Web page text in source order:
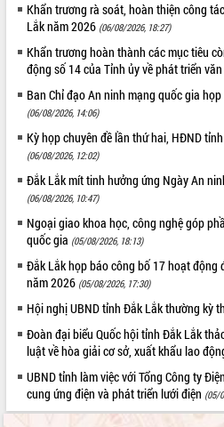
Đề án 06 tạo bước ngoặt đột phá trong
cải cách hành chính tỉnh Đắk Lắk
Kết nối tour, đẩy mạnh chuyển đổi số
để phát triển du lịch Đắk Lắk
Khởi động Dự án Đầu tư xây dựng hạ
tầng kỹ thuật Cụm công nghiệp Tân
Tiến
Gặp mặt các cơ quan báo chí nhân Kỷ
niệm 101 năm Ngày Báo chí Cách
mạng Việt Nam
Đắk Lắk sơ kết 4 năm triển khai thực
hiện Đề án 06 của Chính phủ
Họp báo thông tin về Hội nghị Công bố
Quy hoạch và Xúc tiến đầu tư tỉnh Đắk
Lắk
Khơi thông điểm nghẽn, đẩy nhanh
giải ngân vốn khắc phục thiên tai
HĐND tỉnh thông qua điều chỉnh Quy
hoạch tỉnh thời kỳ 2021-2030
Hội thảo góp ý hồ sơ điều chỉnh quy
hoạch tỉnh Đắk Lắk thời kỳ 2021-2030,
Khẩn trương rà soát, hoàn thiện công
Lắk năm 2026 (06/08/2026, 18:27)
Khẩn trương hoàn thành các mục tiêu
động số 14 của Tỉnh ủy về phát triển
Ban Chỉ đạo An ninh mạng quốc gia
(06/08/2026, 14:06)
Kỳ họp chuyên đề lần thứ hai, HĐND
(06/08/2026, 12:02)
Đắk Lắk mít tinh hưởng ứng Ngày An
(06/08/2026, 10:47)
Ngoại giao khoa học, công nghệ góp
quốc gia (05/08/2026, 18:13)
Đắk Lắk họp báo công bố 17 hoạt động
năm 2026 (05/08/2026, 17:30)
Hội nghị UBND tỉnh Đắk Lắk thường kỳ
Đoàn đại biểu Quốc hội tỉnh Đắk Lắk
luật về hòa giải cơ sở, xuất khẩu lao
UBND tỉnh làm việc với Tổng Công ty
cung ứng điện và phát triển lưới điện (05/